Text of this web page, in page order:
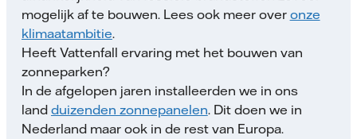
mogelijk af te bouwen. Lees ook meer over onze
klimaatambitie.
Heeft Vattenfall ervaring met het bouwen van
zonneparken?
In de afgelopen jaren installeerden we in ons
land duizenden zonnepanelen. Dit doen we in
Nederland maar ook in de rest van Europa.